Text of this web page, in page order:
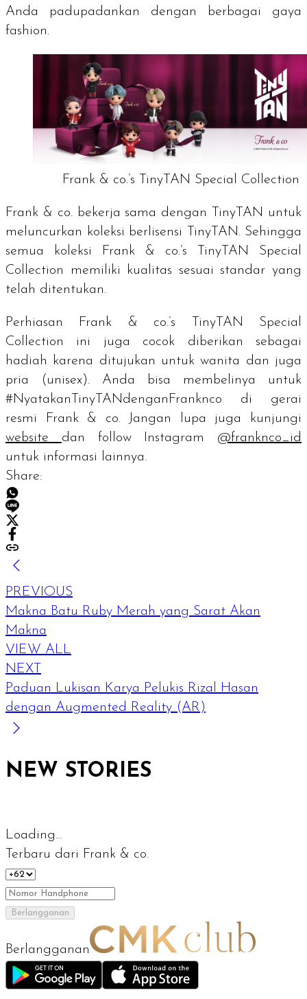
Anda padupadankan dengan berbagai gaya
fashion.
Frank & co.’s TinyTAN Special Collection
Frank & co. bekerja sama dengan TinyTAN untuk
meluncurkan koleksi berlisensi TinyTAN. Sehingga
semua koleksi
Frank & co.’s TinyTAN Special
Collection memiliki kualitas sesuai standar yang
telah ditentukan.
Perhiasan
Frank & co.’s TinyTAN Special
Collection ini juga cocok diberikan sebagai
hadiah karena ditujukan untuk wanita dan juga
pria (unisex). Anda bisa membelinya untuk
#NyatakanTinyTANdenganFranknco di gerai
resmi Frank & co. Jangan lupa juga kunjungi
website dan follow Instagram @franknco_id
untuk informasi lainnya.
Share:
PREVIOUS
Makna Batu Ruby Merah yang Sarat Akan
Makna
VIEW ALL
NEXT
Paduan Lukisan Karya Pelukis Rizal Hasan
dengan Augmented Reality (AR)
NEW STORIES
Loading...
Terbaru dari Frank & co.
Berlangganan
Berlangganan